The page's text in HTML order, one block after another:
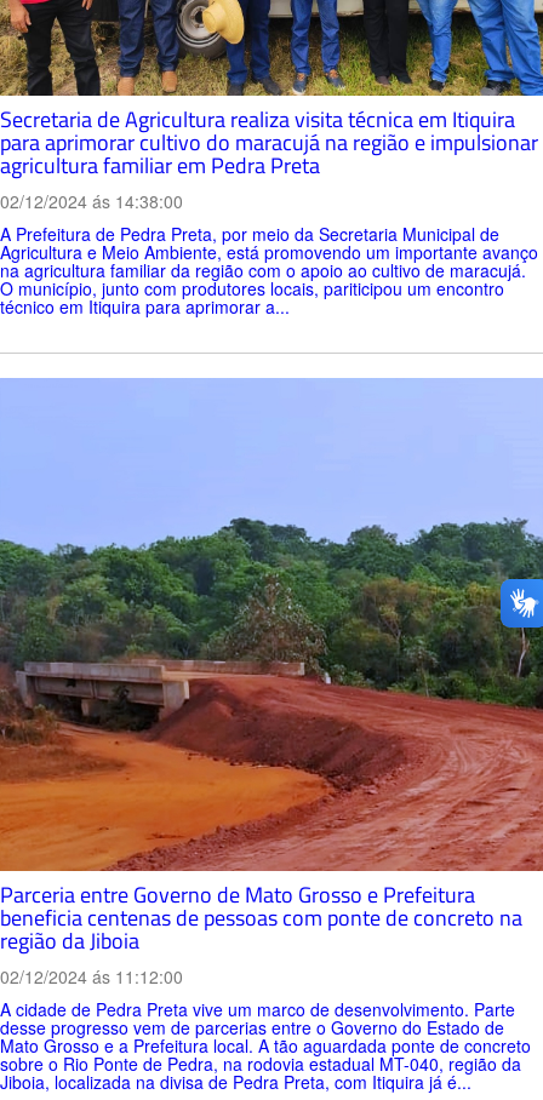
Secretaria de Agricultura realiza visita técnica em Itiquira
para aprimorar cultivo do maracujá na região e impulsionar
agricultura familiar em Pedra Preta
02/12/2024 ás 14:38:00
A Prefeitura de Pedra Preta, por meio da Secretaria Municipal de
Agricultura e Meio Ambiente, está promovendo um importante avanço
na agricultura familiar da região com o apoio ao cultivo de maracujá.
O município, junto com produtores locais, pariticipou um encontro
técnico em Itiquira para aprimorar a...
Parceria entre Governo de Mato Grosso e Prefeitura
beneficia centenas de pessoas com ponte de concreto na
região da Jiboia
02/12/2024 ás 11:12:00
A cidade de Pedra Preta vive um marco de desenvolvimento. Parte
desse progresso vem de parcerias entre o Governo do Estado de
Mato Grosso e a Prefeitura local. A tão aguardada ponte de concreto
sobre o Rio Ponte de Pedra, na rodovia estadual MT-040, região da
Jiboia, localizada na divisa de Pedra Preta, com Itiquira já é...